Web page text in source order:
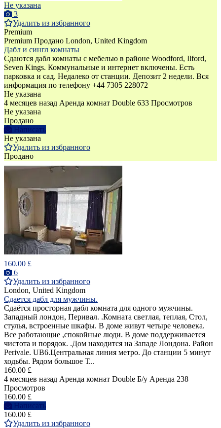
Не указана
3
Удалить из избранного
Premium
Premium Продано London, United Kingdom
Дабл и сингл комнаты
Сдаются дабл комнаты с мебелью в районе Woodford, Ilford,
Seven Kings. Коммунальные и интернет включены. Есть
парковка и сад. Недалеко от станции. Депозит 2 недели. Вся
информация по телефону +44 7305 228072
Не указана
4 месяцев назад Аренда комнат Double 633 Просмотров
Не указана
Продано
Написать
Не указана
Удалить из избранного
Продано
160.00 £
6
Удалить из избранного
London, United Kingdom
Сдается дабл для мужчины.
Cдаётся просторная дабл комната для одного мужчины.
Западный лондон, Перивал. .Комната светлая, теплая, Стол,
стулья, встроенные шкафы. В доме живут четыре человека.
Все работающие ,спокойные люди. В доме поддерживается
чистота и порядок. .Дом находится на Западе Лондона. Район
Perivale. UB6.Центральная линия метро. До станции 5 минут
ходьбы. Рядом большое Т...
160.00 £
4 месяцев назад Аренда комнат Double Б/у Аренда 238
Просмотров
160.00 £
Написать
160.00 £
Удалить из избранного